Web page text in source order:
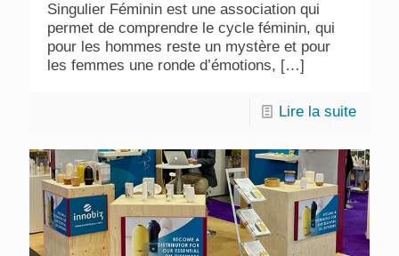
Singulier Féminin est une association qui
permet de comprendre le cycle féminin, qui
pour les hommes reste un mystère et pour
les femmes une ronde d’émotions, […]
Lire la suite